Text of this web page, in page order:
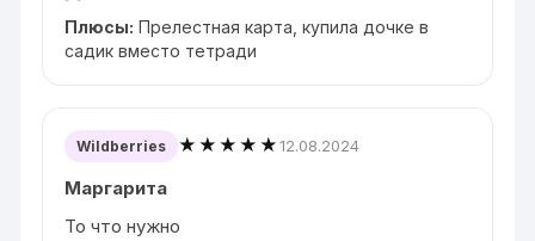
Плюсы: Прелестная карта, купила дочке в
садик вместо тетради
Wildberries ★★★★★12.08.2024
Маргарита
То что нужно